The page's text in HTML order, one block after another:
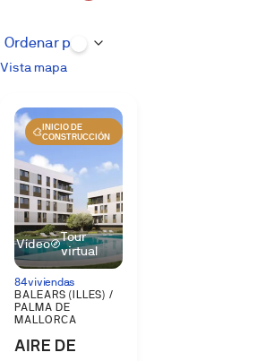
Vista mapa
INICIO DE
CONSTRUCCIÓN
Vídeo
Tour
virtual
84 viviendas
BALEARS (ILLES) /
PALMA DE
MALLORCA
AIRE DE